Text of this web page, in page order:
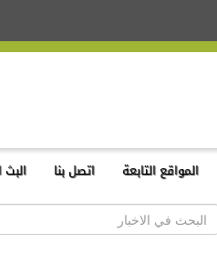
المواقع التابعة اتصل بنا البث